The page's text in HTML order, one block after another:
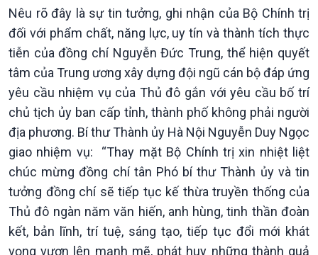
Tin Kinh tế
Trước giờ mở cửa
Dòng chảy Kinh tế
Sức sống hàng Việt
Khởi nghiệp
Tuyên chiến với gian lận
thương mại
Tin Nông nghiệp & Biển
Mùa vàng
Biển đảo Việt Nam
Tâm tình biên giới và hải
đảo
Tìm hiểu biển, đảo Việt
Nam
Nêu rõ đây là sự tin tưởng, ghi nhận của Bộ Chính trị
đối với phẩm chất, năng lực, uy tín và thành tích thực
tiễn của đồng chí Nguyễn Đức Trung, thể hiện quyết
tâm của Trung ương xây dựng đội ngũ cán bộ đáp ứng
yêu cầu nhiệm vụ của Thủ đô gắn với yêu cầu bố trí
chủ tịch ủy ban cấp tỉnh, thành phố không phải người
địa phương. Bí thư Thành ủy Hà Nội Nguyễn Duy Ngọc
giao nhiệm vụ: “Thay mặt Bộ Chính trị xin nhiệt liệt
chúc mừng đồng chí tân Phó bí thư Thành ủy và tin
tưởng đồng chí sẽ tiếp tục kế thừa truyền thống của
Thủ đô ngàn năm văn hiến, anh hùng, tinh thần đoàn
kết, bản lĩnh, trí tuệ, sáng tạo, tiếp tục đổi mới khát
vọng vươn lên mạnh mẽ, phát huy những thành quả